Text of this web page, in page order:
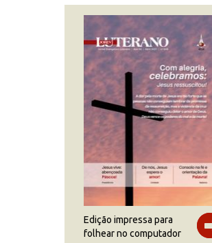
Edição impressa para
folhear no computador